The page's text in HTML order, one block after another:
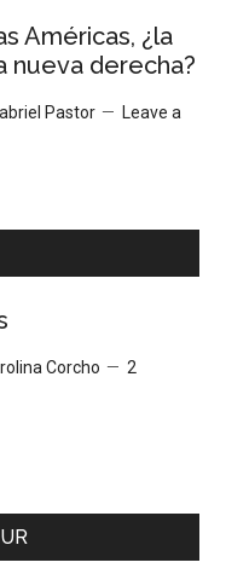
Américas, ¿la
nueva derecha?
Pastor
Leave a
Corcho
2